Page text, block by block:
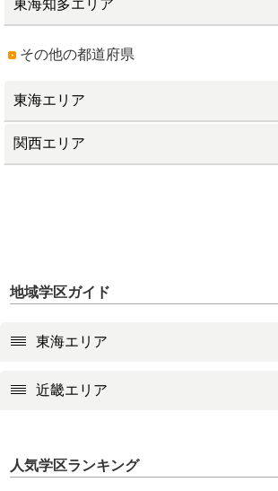
東海知多エリア
その他の都道府県
東海エリア
関西エリア
地域学区ガイド
東海エリア
近畿エリア
人気学区ランキング